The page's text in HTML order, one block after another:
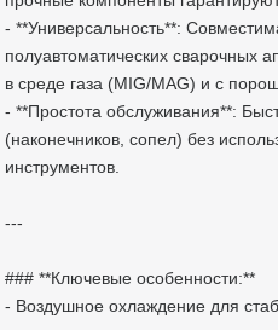
- **Универсальность**:
полуавтоматических сварочных
в среде газа (MIG/MAG) и с
- **Простота обслуживания**:
(наконечников, сопел) без
инструментов.
---
### **Ключевые особенности:**
- Воздушное охлаждение для